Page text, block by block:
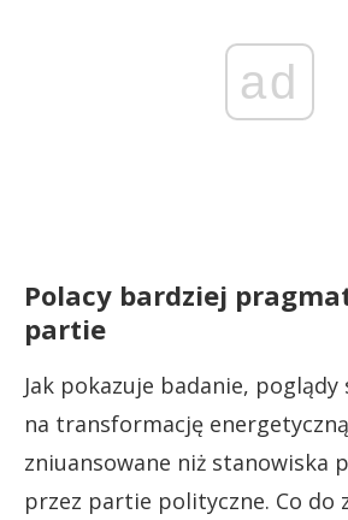
ad
Polacy bardziej
partie
Jak pokazuje badanie, poglądy
na transformację
zniuansowane niż stanowiska
przez partie polityczne. Co do